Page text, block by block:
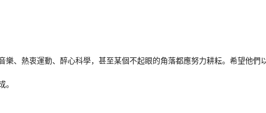
樂、熱衷運動、 醉心科學，甚至某個不起眼的角落都應努力耕耘。 希望他們
。